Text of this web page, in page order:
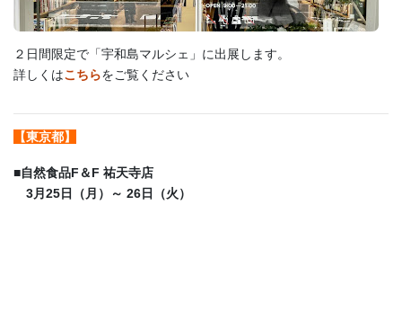
２日間限定で「宇和島マルシェ」に出展します。
詳しくはこちらをご覧ください
【東京都】
■自然食品F＆F 祐天寺店
3月25日（月）～ 26日（火）